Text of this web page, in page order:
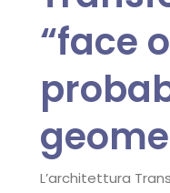
“face
L’architettura